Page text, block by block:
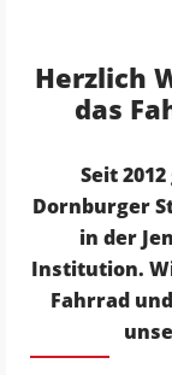
Herzlich
das
Seit
Dornburger
in der
Institution.
Fahrrad